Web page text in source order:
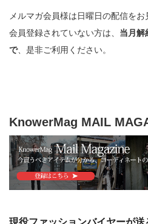
メルマガ会員様は日曜日の配信をお
会員登録されていない方は、 当月解
で、是非ご利用ください。
KnowerMag MAIL
現役ファッションバイヤーが